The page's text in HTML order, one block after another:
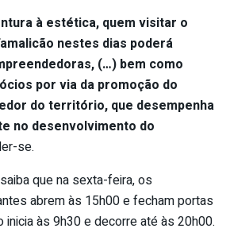
à estética, quem visitar o
nestes dias poderá
(…) bem como
por via da promoção do
do território, que desempenha
no desenvolvimento do
se.
que na sexta-feira, os
abrem às 15h00 e fecham portas
inicia às 9h30 e decorre até às 20h00.